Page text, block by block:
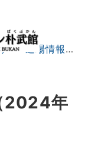
道場情報
2024年